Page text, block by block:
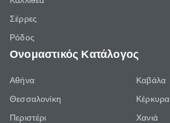
Σέρρες
Ρόδος
Ονομαστικός Κατάλογος
Αθήνα
Θεσσαλονίκη
Περιστέρι
Καβάλα
Κέρκυρα
Χανιά